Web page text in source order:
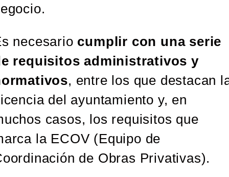
necesario cumplir con una serie
requisitos administrativos y
, entre los que destacan
del ayuntamiento y, en
casos, los requisitos que
la ECOV (Equipo de
de Obras Privativas).